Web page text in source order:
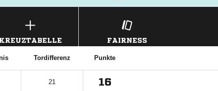
KREUZTABELLE FAIRNESS
Tordifferenz Punkte
21 16